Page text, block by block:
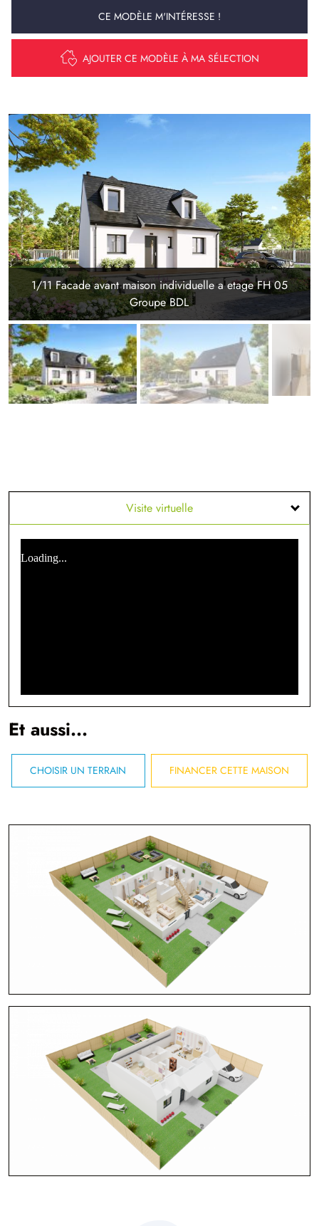
CE MODÈLE M'INTÉRESSE !
AJOUTER CE MODÈLE À MA SÉLECTION
1/11 Facade avant maison individuelle a etage FH 05
Groupe BDL
Visite virtuelle
Et aussi...
CHOISIR UN TERRAIN FINANCER CETTE MAISON